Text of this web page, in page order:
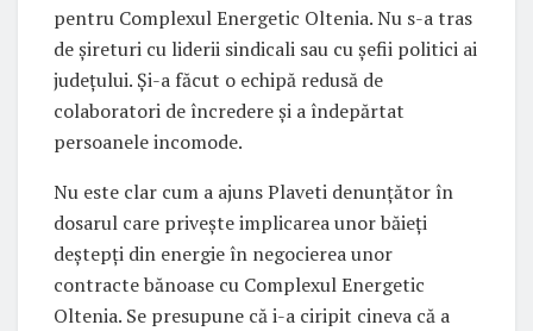
pentru Complexul Energetic Oltenia. Nu s-a tras
de șireturi cu liderii sindicali sau cu șefii politici ai
județului. Și-a făcut o echipă redusă de
colaboratori de încredere și a îndepărtat
persoanele incomode.
Nu este clar cum a ajuns Plaveti denunțător în
dosarul care privește implicarea unor băieți
deștepți din energie în negocierea unor
contracte bănoase cu Complexul Energetic
Oltenia. Se presupune că i-a ciripit cineva că a